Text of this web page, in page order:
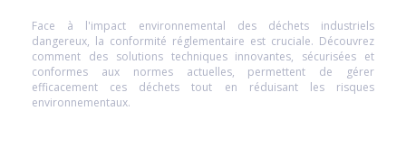
Face à l'impact environnemental des déchets industriels
dangereux, la conformité réglementaire est cruciale. Découvrez
comment des solutions techniques innovantes, sécurisées et
conformes aux normes actuelles, permettent de gérer
efficacement ces déchets tout en réduisant les risques
environnementaux.